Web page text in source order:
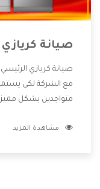
صيانة
صيانة كريازي
مع الشركة لكى
متواجدين بشكل
الشركة بها والتى
مشاهدة المزيد